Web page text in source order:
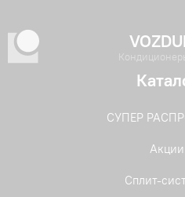
СУПЕР
Акции
Сплит-